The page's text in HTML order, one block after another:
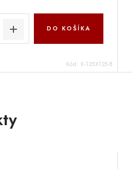
DO KOŠÍKA
Kód: K-125X125-B